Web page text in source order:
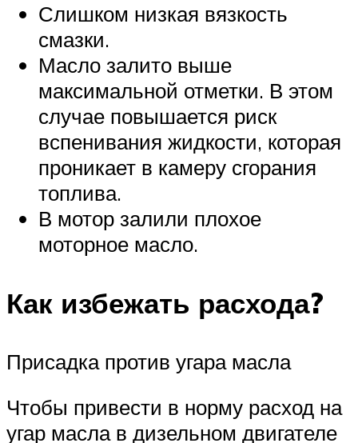
Слишком низкая вязкость
смазки.
Масло залито выше
максимальной отметки. В этом
случае повышается риск
вспенивания жидкости, которая
проникает в камеру сгорания
топлива.
В мотор залили плохое
моторное масло.
Как избежать расхода?
Присадка против угара масла
Чтобы привести в норму расход на
угар масла в дизельном двигателе